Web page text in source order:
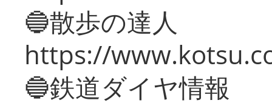
🔵散歩の達人
https://
🔵鉄道ダイヤ情報